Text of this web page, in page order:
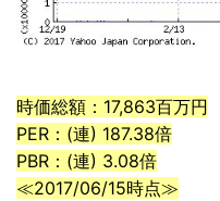
時価総額：17,863百万円
PER：(連) 187.38倍
PBR：(連) 3.08倍
≪2017/06/15時点≫